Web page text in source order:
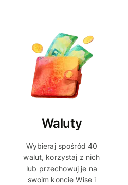
Waluty
Wybieraj spośród 40
walut, korzystaj z nich
lub przechowuj je na
swoim koncie Wise i